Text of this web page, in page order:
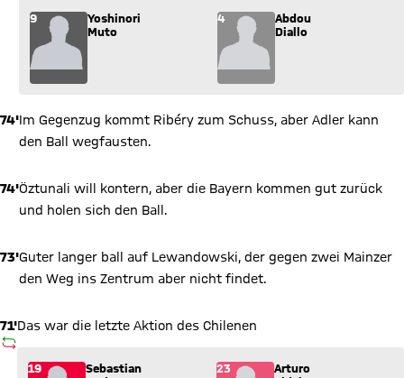
Wechsel: Yoshinori Muto (9) kommt für Abdou Diallo (4) ins
9
Yoshinori
Muto
4
Abdou
Diallo
74'Im Gegenzug kommt Ribéry zum Schuss, aber Adler kann
den Ball wegfausten.
74'Öztunali will kontern, aber die Bayern kommen gut zurück
und holen sich den Ball.
73'Guter langer ball auf Lewandowski, der gegen zwei Mainzer
den Weg ins Zentrum aber nicht findet.
71'
AUSWECHSLUNG
Das war die letzte Aktion des Chilenen
Wechsel: Sebastian Rudy (19) kommt für Arturo Vidal (23)
19
Sebastian
23
Arturo